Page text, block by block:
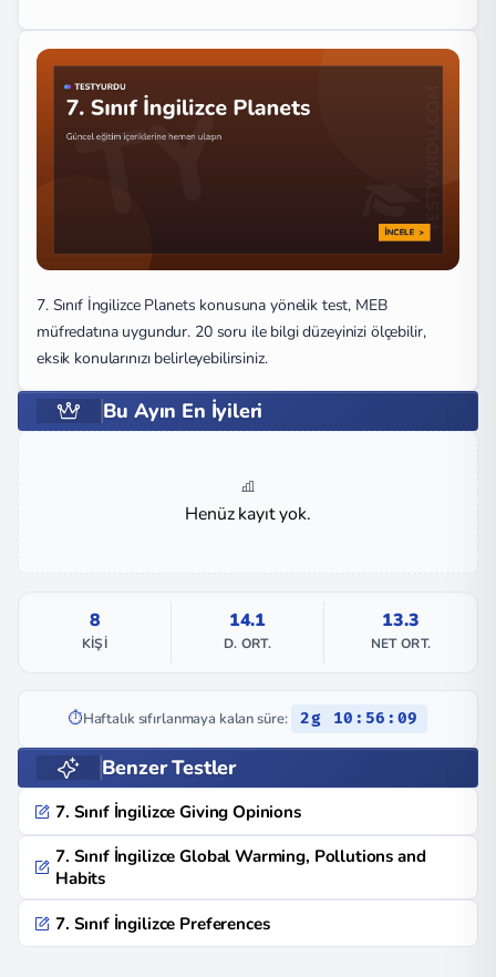
7. Sınıf İngilizce Planets konusuna yönelik test, MEB
müfredatına uygundur. 20 soru ile bilgi düzeyinizi ölçebilir,
eksik konularınızı belirleyebilirsiniz.
Bu Ayın En İyileri
Henüz kayıt yok.
8
KIŞI
14.1
D. ORT.
13.3
NET ORT.
⏱️Haftalık sıfırlanmaya kalan süre: 2g 10:56:09
Benzer Testler
7. Sınıf İngilizce Giving Opinions
7. Sınıf İngilizce Global Warming, Pollutions and
Habits
7. Sınıf İngilizce Preferences